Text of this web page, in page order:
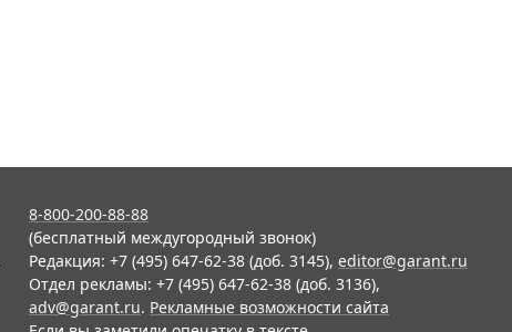
8-800-200-88-88
(бесплатный междугородный звонок)
Редакция: +7 (495) 647-62-38 (доб. 3145), editor@garant.ru
Отдел рекламы: +7 (495) 647-62-38 (доб. 3136),
adv@garant.ru. Рекламные возможности сайта